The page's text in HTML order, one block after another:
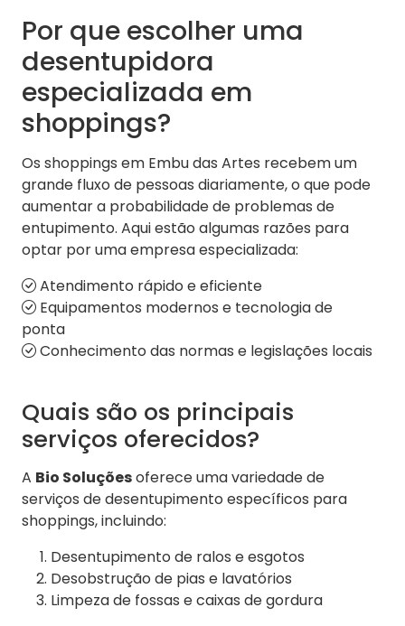
Por que escolher uma
desentupidora
especializada em
shoppings?
Os shoppings em Embu das Artes recebem um
grande fluxo de pessoas diariamente, o que pode
aumentar a probabilidade de problemas de
entupimento. Aqui estão algumas razões para
optar por uma empresa especializada:
Atendimento rápido e eficiente
Equipamentos modernos e tecnologia de
ponta
Conhecimento das normas e legislações locais
Quais são os principais
serviços oferecidos?
A Bio Soluçõesoferece uma variedade de
serviços de desentupimento específicos para
shoppings, incluindo:
Desentupimento de ralos e esgotos
Desobstrução de pias e lavatórios
Limpeza de fossas e caixas de gordura